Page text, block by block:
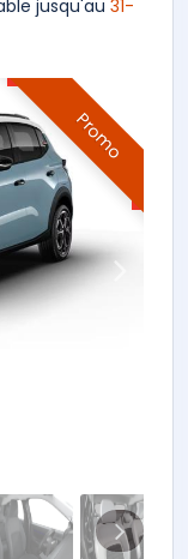
jusqu'au 31-
Promo